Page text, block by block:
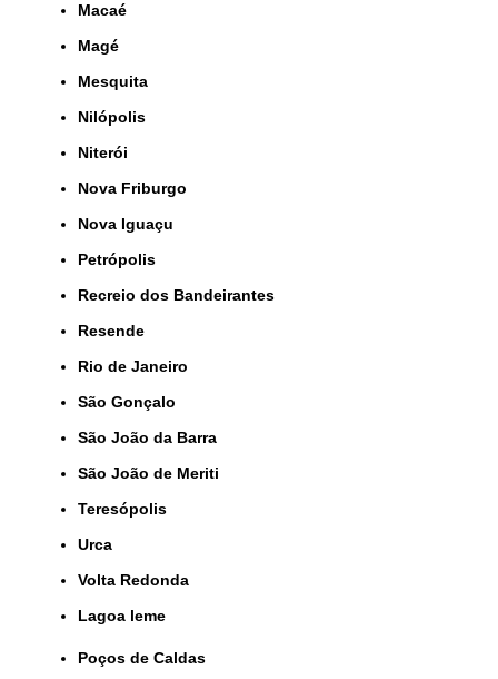
Macaé
Magé
Mesquita
Nilópolis
Niterói
Nova Friburgo
Nova Iguaçu
Petrópolis
Recreio dos Bandeirantes
Resende
Rio de Janeiro
São Gonçalo
São João da Barra
São João de Meriti
Teresópolis
Urca
Volta Redonda
lagoa leme
Poços de Caldas